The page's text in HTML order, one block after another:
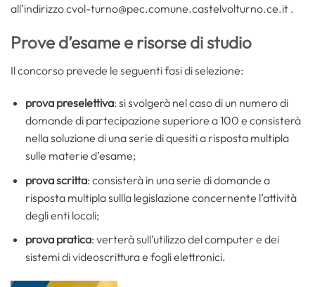
all’indirizzo cvol-turno@pec.comune.castelvolturno.ce.it .
Prove d’esame e risorse di studio
Il concorso prevede le seguenti fasi di selezione:
prova preselettiva: si svolgerà nel caso di un numero di
domande di partecipazione superiore a 100 e consisterà
nella soluzione di una serie di quesiti a risposta multipla
sulle materie d’esame;
prova scritta: consisterà in una serie di domande a
risposta multipla sullla legislazione concernente l’attività
degli enti locali;
prova pratica: verterà sull’utilizzo del computer e dei
sistemi di videoscrittura e fogli elettronici.